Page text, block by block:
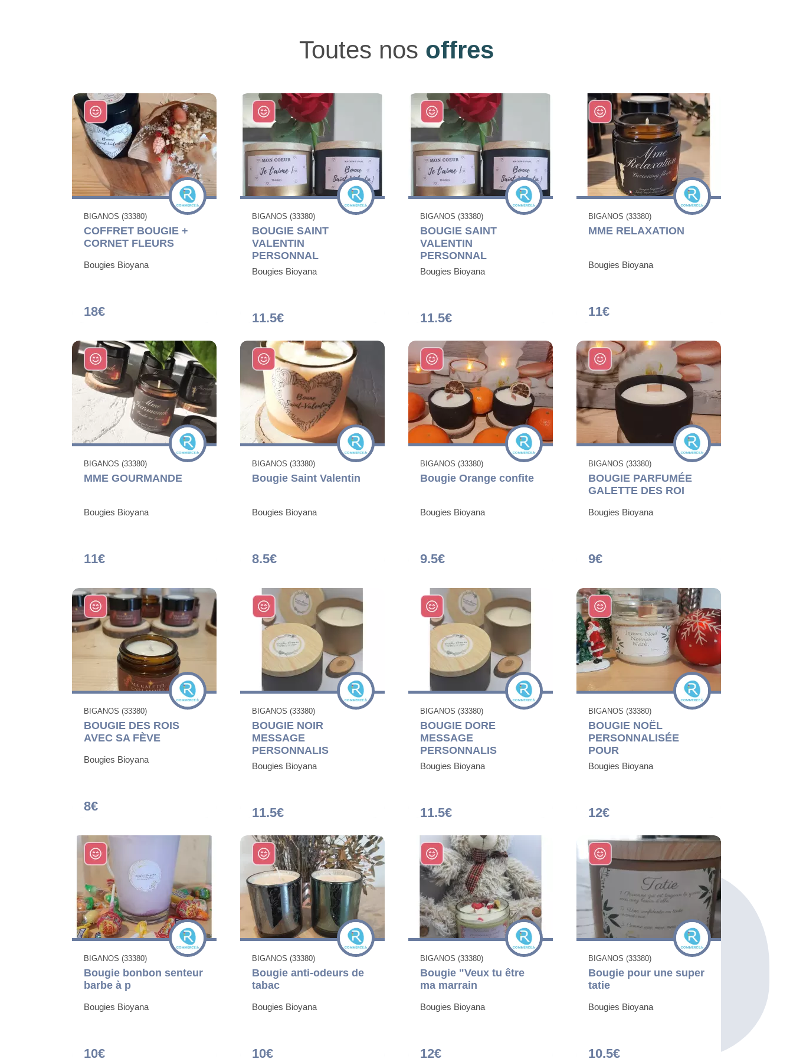
Toutes nos offres
BIGANOS (33380)
COFFRET BOUGIE +
CORNET FLEURS
Bougies Bioyana
18€
BIGANOS (33380)
BOUGIE SAINT
VALENTIN
PERSONNAL
Bougies Bioyana
11.5€
BIGANOS (33380)
BOUGIE SAINT
VALENTIN
PERSONNAL
Bougies Bioyana
11.5€
BIGANOS (33380)
MME RELAXATION
Bougies Bioyana
11€
BIGANOS (33380)
MME GOURMANDE
Bougies Bioyana
11€
BIGANOS (33380)
Bougie Saint Valentin
Bougies Bioyana
8.5€
BIGANOS (33380)
Bougie Orange confite
Bougies Bioyana
9.5€
BIGANOS (33380)
BOUGIE PARFUMÉE
GALETTE DES ROI
Bougies Bioyana
9€
BIGANOS (33380)
BOUGIE DES ROIS
AVEC SA FÈVE
Bougies Bioyana
8€
BIGANOS (33380)
BOUGIE NOIR
MESSAGE
PERSONNALIS
Bougies Bioyana
11.5€
BIGANOS (33380)
BOUGIE DORE
MESSAGE
PERSONNALIS
Bougies Bioyana
11.5€
BIGANOS (33380)
BOUGIE NOËL
PERSONNALISÉE
POUR
Bougies Bioyana
12€
BIGANOS (33380)
Bougie bonbon senteur
barbe à p
Bougies Bioyana
10€
BIGANOS (33380)
Bougie anti-odeurs de
tabac
Bougies Bioyana
10€
BIGANOS (33380)
Bougie "Veux tu être
ma marrain
Bougies Bioyana
12€
BIGANOS (33380)
Bougie pour une super
tatie
Bougies Bioyana
10.5€